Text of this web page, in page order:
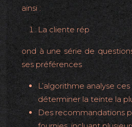
ainsi :
La cliente rép
ond à une série de
ses préférences
L’algorithme analyse
déterminer la teinte la
Des recommandations